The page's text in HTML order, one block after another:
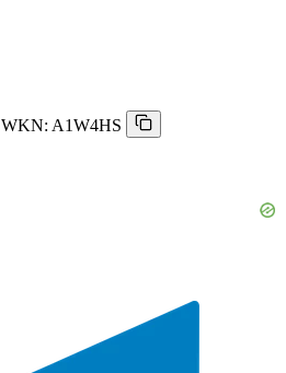
WKN: A1W4HS